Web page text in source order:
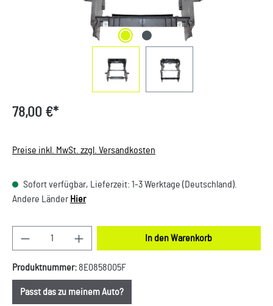
78,00 €*
Preise inkl. MwSt. zzgl. Versandkosten
Sofort verfügbar, Lieferzeit: 1-3 Werktage (Deutschland).
Andere Länder Hier
Produkt Anzahl: Gib den gewünschten Wert ein
In den Warenkorb
Produktnummer: 8E0858005F
Passt das zu meinem Auto?